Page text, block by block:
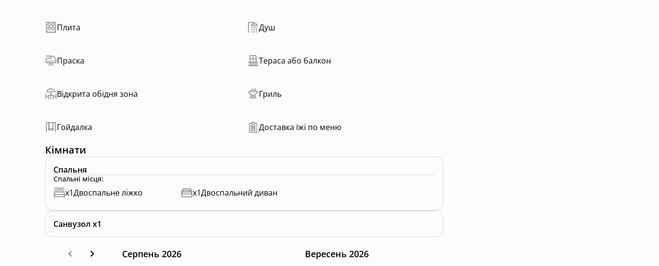
Плита Душ
Праска Тераса або балкон
Відкрита обідня зона Гриль
Гойдалка Доставка їжі по меню
Кімнати
Спальня
Спальні місця:
x1Двоспальне ліжко x1Двоспальний диван
Санвузол x1
Серпень 2026 Вересень 2026